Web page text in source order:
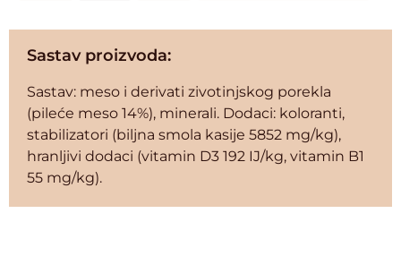
Sastav proizvoda:
Sastav: meso i derivati zivotinjskog porekla
(pileće meso 14%), minerali. Dodaci: koloranti,
stabilizatori (biljna smola kasije 5852 mg/kg),
hranljivi dodaci (vitamin D3 192 IJ/kg, vitamin B1
55 mg/kg).